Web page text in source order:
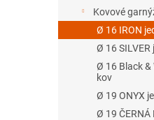
a
Kovové
Ø 16 IRON
Ø 16
Ø 16 Black &
kov
Ø 19 ONYX
Ø 19 ČERNÁ